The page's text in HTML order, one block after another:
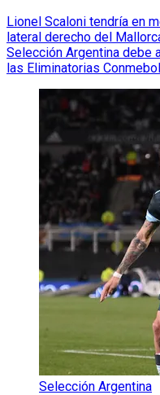
Lionel Scaloni tendría en
lateral derecho del
Selección Argentina debe
las Eliminatorias
Selección Argentina